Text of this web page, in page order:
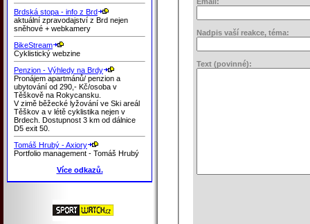
Brdská stopa - info z Brd
aktuální zpravodajství z Brd nejen
sněhové + webkamery
BikeStream
Cyklistický webzine
Penzion - Výhledy na Brdy
Pronájem apartmánů/ penzion a
ubytování od 290,- Kč/osoba v
Těškově na Rokycansku.
V zimě běžecké lyžování ve Ski areál
Těškov a v létě cyklistika nejen v
Brdech. Dostupnost 3 km od dálnice
D5 exit 50.
Tomáš Hrubý - Axiory
Portfolio management - Tomáš Hrubý
Více odkazů.
Nadpis vaší reakce, téma:
Text (povinné):